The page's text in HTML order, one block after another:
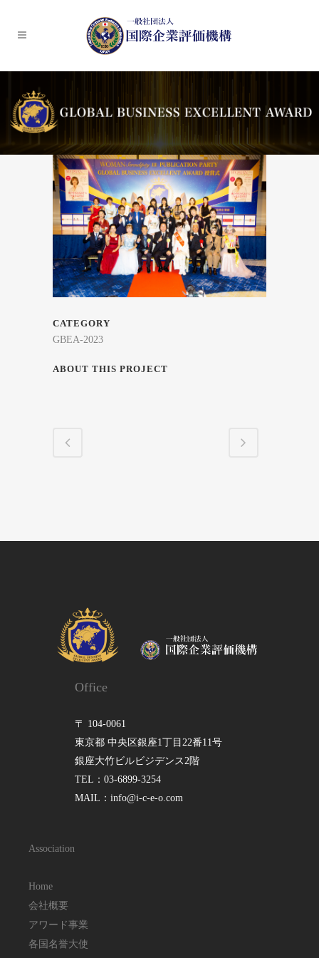
CATEGORY
GBEA-2023
ABOUT THIS PROJECT
Office
〒 104-0061
東京都 中央区銀座1丁目22番11号
銀座大竹ビルビジデンス2階
TEL：03-6899-3254
MAIL：info@i-c-e-o.com
Association
Home
会社概要
アワード事業
各国名誉大使